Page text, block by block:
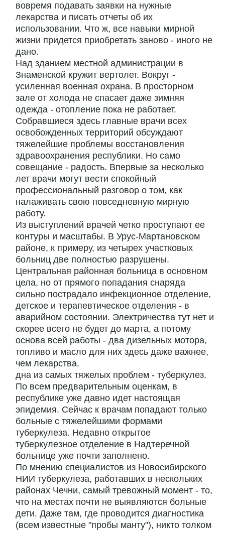
вовремя подавать заявки на нужные
лекарства и писать отчеты об их
использовании. Что ж, все навыки мирной
жизни придется приобретать заново - иного не
дано.
Над зданием местной администрации в
Знаменской кружит вертолет. Вокруг -
усиленная военная охрана. В просторном
зале от холода не спасает даже зимняя
одежда - отопление пока не работает.
Собравшиеся здесь главные врачи всех
освобожденных территорий обсуждают
тяжелейшие проблемы восстановления
здравоохранения республики. Но само
совещание - радость. Впервые за несколько
лет врачи могут вести спокойный
профессиональный разговор о том, как
налаживать свою повседневную мирную
работу.
Из выступлений врачей четко проступают ее
контуры и масштабы. В Урус-Мартановском
районе, к примеру, из четырех участковых
больниц две полностью разрушены.
Центральная районная больница в основном
цела, но от прямого попадания снаряда
сильно пострадало инфекционное отделение,
детское и терапевтическое отделения - в
аварийном состоянии. Электричества тут нет и
скорее всего не будет до марта, а потому
основа всей работы - два дизельных мотора,
топливо и масло для них здесь даже важнее,
чем лекарства.
дна из самых тяжелых проблем - туберкулез.
По всем предварительным оценкам, в
республике уже давно идет настоящая
эпидемия. Сейчас к врачам попадают только
больные с тяжелейшими формами
туберкулеза. Недавно открытое
туберкулезное отделение в Надтеречной
больнице уже почти заполнено.
По мнению специалистов из Новосибирского
НИИ туберкулеза, работавших в нескольких
районах Чечни, самый тревожный момент - то,
что на местах почти не выявляются больные
дети. Даже там, где проводится диагностика
(всем известные "пробы манту"), никто толком